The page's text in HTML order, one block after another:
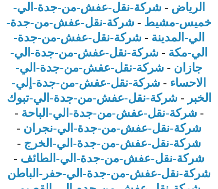
الرياض -شركة-نقل-عفش-من-جدة-الي-
خميس-مشيط - شركة-نقل-عفش-من-جدة-
الي-المدينة -شركة-نقل-عفش-من-جدة-
الي-مكة - شركة-نقل-عفش-من-جدة-الي-
جازان - شركة-نقل-عفش-من-جدة-الي-
الاحساء - شركة-نقل-عفش-من-جدة-إلي-
الخبر -شركة-نقل-عفش-من-جدة-الي-تبوك
-شركة-نقل-عفش-من-جدة-الي-الباحة -
شركة-نقل-عفش-من-جدة-الي-نجران -
شركة-نقل-عفش-من-جدة-الي-الخرج -
شركة-نقل-عفش-من-جدة-الي-الطائف -
شركة-نقل-عفش-من-جدة-الي-حفر-الباطن